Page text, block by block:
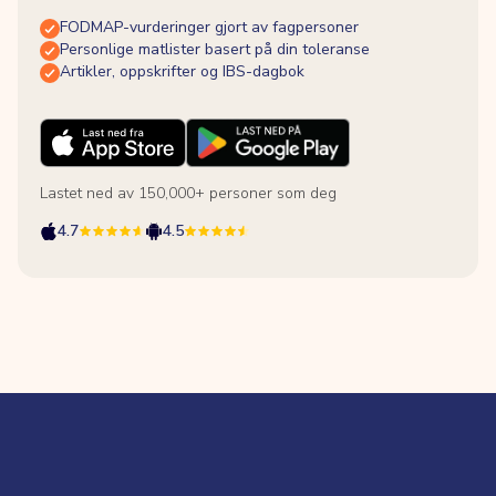
FODMAP-vurderinger gjort av fagpersoner
Personlige matlister basert på din toleranse
Artikler, oppskrifter og IBS-dagbok
Lastet ned av 150,000+ personer som deg
4.7
4.5